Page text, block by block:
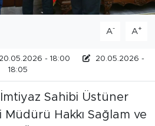
A- A+
20.05.2026 - 18:00
20.05.2026 -
18:05
Sahibi Üstüner
Müdürü Hakkı Sağlam ve